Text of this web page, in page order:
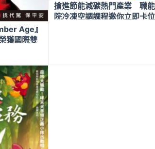
Age』
獲國際雙
搶進節能減碳熱門產業 職
院冷凍空調課程邀你立即卡位